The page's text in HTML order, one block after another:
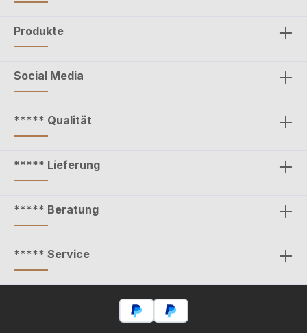
Produkte
Social Media
***** Qualität
***** Lieferung
***** Beratung
***** Service